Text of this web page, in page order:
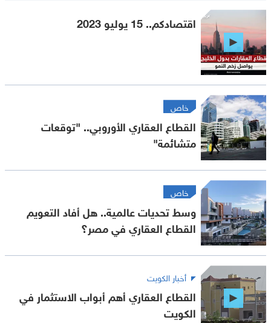
اقتصادكم.. 15 يوليو 2023
خاص
القطاع العقاري الأوروبي.. "توقعات
متشائمة"
خاص
وسط تحديات عالمية.. هل أفاد التعويم
القطاع العقاري في مصر؟
أخبار الكويت
القطاع العقاري أهم أبواب الاستثمار في
الكويت